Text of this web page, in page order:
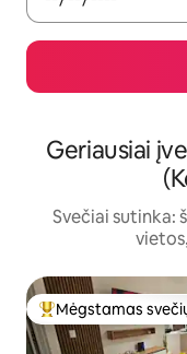
Geriausiai
Svečiai sutinka:
Svečių
Mėgstamas